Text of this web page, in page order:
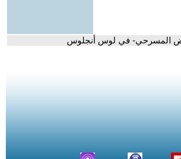
المسرحي- في لوس أنجلوس